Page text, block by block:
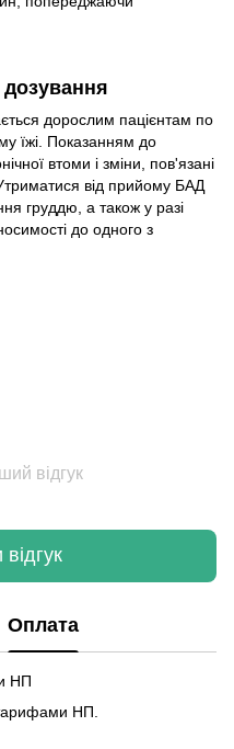
дорослим пацієнтам по
їжі. Показанням до
втоми і зміни, пов'язані
від прийому БАД
груддю, а також у разі
до одного з
відгук
Оплата
НП
тарифами НП.